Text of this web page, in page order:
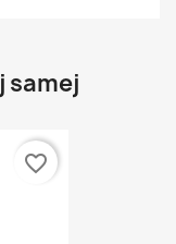
samej
favorite_border